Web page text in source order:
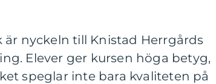
nyckeln till Knistad Herrgårds
Elever ger kursen höga betyg,
speglar inte bara kvaliteten på